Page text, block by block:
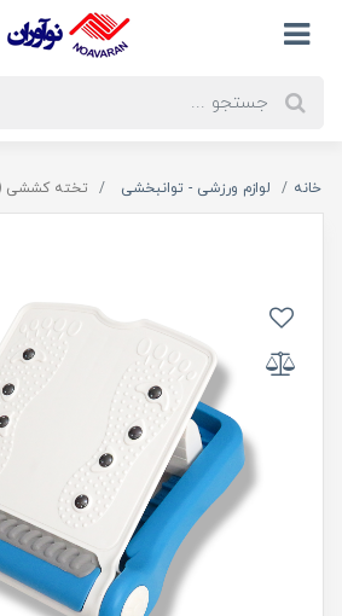
خانه لوازم ورزشی - توانبخشی تخته کششی